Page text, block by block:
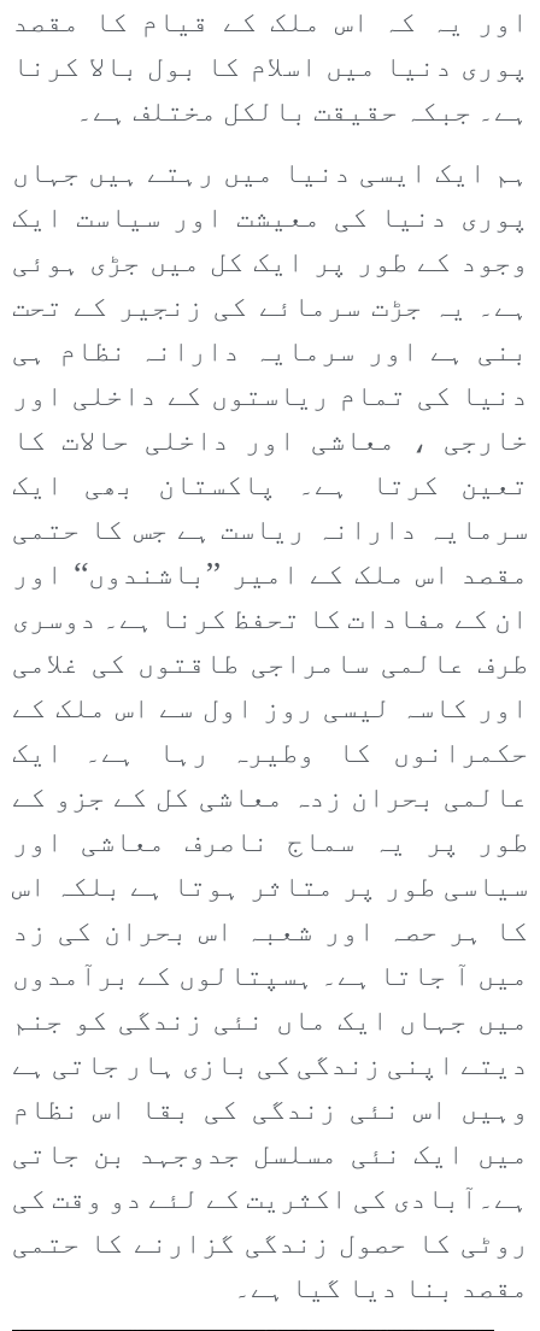
اور یہ کہ اس ملک کے قیام کا مقصد
پوری دنیا میں اسلام کا بول بالا کرنا
ہے۔ جبکہ حقیقت بالکل مختلف ہے۔
ہم ایک ایسی دنیا میں رہتے ہیں جہاں
پوری دنیا کی معیشت اور سیاست ایک
وجود کے طور پر ایک کل میں جڑی ہوئی
ہے۔ یہ جڑت سرمائے کی زنجیر کے تحت
بنی ہے اور سرمایہ دارانہ نظام ہی
دنیا کی تمام ریاستوں کے داخلی اور
خارجی ، معاشی اور داخلی حالات کا
تعین کرتا ہے۔ پاکستان بھی ایک
سرمایہ دارانہ ریاست ہے جس کا حتمی
مقصد اس ملک کے امیر ’’باشندوں‘‘ اور
ان کے مفادات کا تحفظ کرنا ہے۔ دوسری
طرف عالمی سامراجی طاقتوں کی غلامی
اور کاسہ لیسی روز اول سے اس ملک کے
حکمرانوں کا وطیرہ رہا ہے۔ ایک
عالمی بحران زدہ معاشی کل کے جزو کے
طور پر یہ سماج ناصرف معاشی اور
سیاسی طور پر متاثر ہوتا ہے بلکہ اس
کا ہر حصہ اور شعبہ اس بحران کی زد
میں آ جاتا ہے۔ ہسپتالوں کے برآمدوں
میں جہاں ایک ماں نئی زندگی کو جنم
دیتے اپنی زندگی کی بازی ہار جاتی ہے
وہیں اس نئی زندگی کی بقا اس نظام
میں ایک نئی مسلسل جدوجہد بن جاتی
ہے۔آبادی کی اکثریت کے لئے دو وقت کی
روٹی کا حصول زندگی گزارنے کا حتمی
مقصد بنا دیا گیا ہے۔